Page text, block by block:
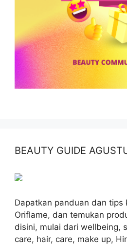
BEAUTY GUIDE
Dapatkan panduan dan tips
Oriflame, dan temukan
disini, mulai dari wellbeing,
care, hair, care, make up,